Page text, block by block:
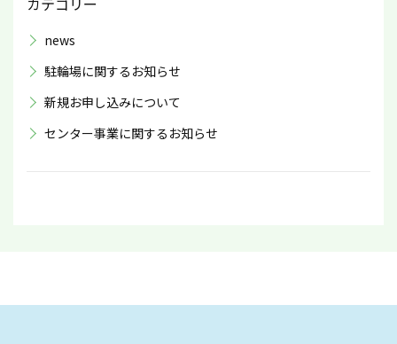
news
駐輪場に関するお知らせ
新規お申し込みについて
センター事業に関するお知らせ